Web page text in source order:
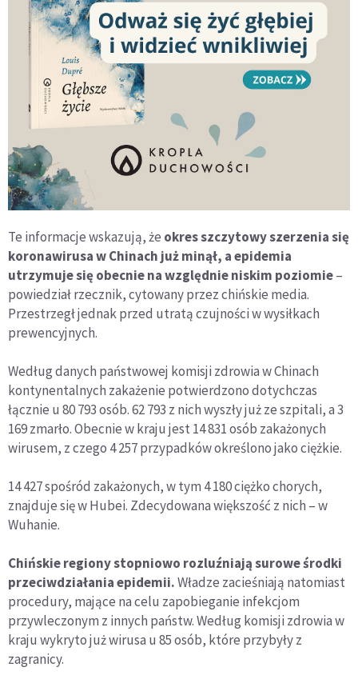
Te informacje wskazują, że okres szczytowy szerzenia się
koronawirusa w Chinach już minął, a epidemia
utrzymuje się obecnie na względnie niskim poziomie–
powiedział rzecznik, cytowany przez chińskie media.
Przestrzegł jednak przed utratą czujności w wysiłkach
prewencyjnych.
Według danych państwowej komisji zdrowia w Chinach
kontynentalnych zakażenie potwierdzono dotychczas
łącznie u 80 793 osób. 62 793 z nich wyszły już ze szpitali, a 3
169 zmarło. Obecnie w kraju jest 14 831 osób zakażonych
wirusem, z czego 4 257 przypadków określono jako ciężkie.
14 427 spośród zakażonych, w tym 4 180 ciężko chorych,
znajduje się w Hubei. Zdecydowana większość z nich – w
Wuhanie.
Chińskie regiony stopniowo rozluźniają surowe środki
przeciwdziałania epidemii.Władze zacieśniają natomiast
procedury, mające na celu zapobieganie infekcjom
przywleczonym z innych państw. Według komisji zdrowia w
kraju wykryto już wirusa u 85 osób, które przybyły z
zagranicy.